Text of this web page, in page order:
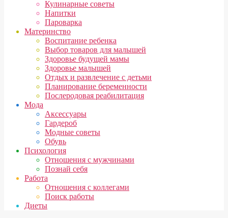
Кулинарные советы
Напитки
Пароварка
Материнство
Воспитание ребенка
Выбор товаров для малышей
Здоровье будущей мамы
Здоровье малышей
Отдых и развлечение с детьми
Планирование беременности
Послеродовая реабилитация
Мода
Аксессуары
Гардероб
Модные советы
Обувь
Психология
Отношения с мужчинами
Познай себя
Работа
Отношения с коллегами
Поиск работы
Диеты